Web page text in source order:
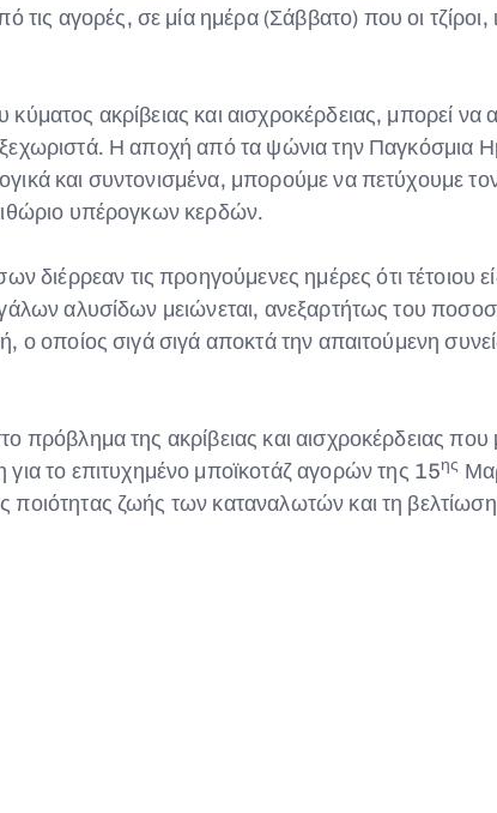
αγορές, σε μία ημέρα (Σάββατο) που οι τζίροι,
ακρίβειας και αισχροκέρδειας, μπορεί να
ξεχωριστά. Η αποχή από τα ψώνια την Παγκόσμια
και συντονισμένα, μπορούμε να πετύχουμε
υπέρογκων κερδών.
τις προηγούμενες ημέρες ότι τέτοιου
αλυσίδων μειώνεται, ανεξαρτήτως του
ο οποίος σιγά σιγά αποκτά την απαιτούμενη
πρόβλημα της ακρίβειας και αισχροκέρδειας που
το επιτυχημένο μποϊκοτάζ αγορών της 15ης
ζωής των καταναλωτών και τη βελτίωση